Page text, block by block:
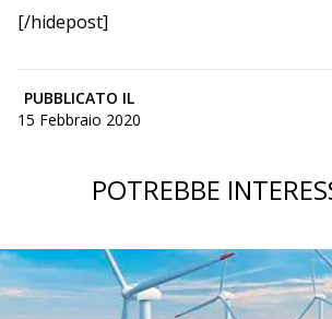
[/hidepost]
PUBBLICATO IL
15 Febbraio 2020
POTREBBE